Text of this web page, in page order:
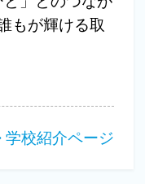
もが輝ける取
学校紹介ページ